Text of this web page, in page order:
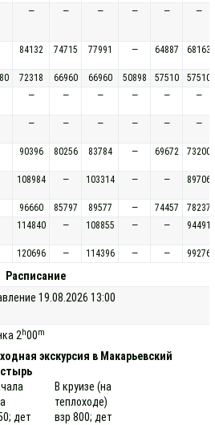
— — — — — —
84132 74715 77991 — 64887 68163
72318 66960 66960 50898 57510
57510
— — — — — —
— — — — — —
90396 80256 83784 — 69672 73200
108984 — 103314 — — 89706
96660 85797 89577 — 74457
78237
114840 — 108855 — — 94491
120696 — 114396 — — 99276
Расписание
19.08.2026 13:00
2h00m
экскурсия в Макарьевский
дет
В круизе (на
теплоходе)
взр 800; дет